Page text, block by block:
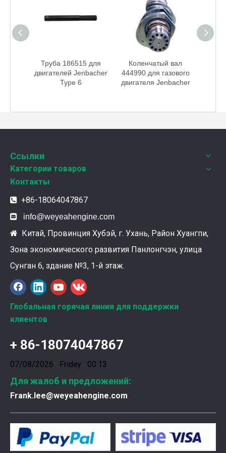
Ознакомление с подшипниками шатунных коленчатых валов Weyeah
Подшипники шатунных коленчатых валов Weyeah
Введена в эксплуатацию установка нового поколения на базе Jenbacher J624
Труба 186515 для
двигателей Jenbacher
Type 6
Коленчатый вал
444990 для газового
двигателя Jenbacher
Ссылки
Категории товаров
Контакты
 +86-18064047867
 info@weyeahengine.com
 Китай, Провинция Хубэй, г. Ухань, Район Хуангпи,
Зона экономического развития Панлонгчэн, улица
Сунган 6, здание №3, 1-й этаж.
Глобальная горячая линия для поддержки
клиентов
+ 86-18074047867
07/08/2026 Friday 00:13
Для жалоб и предложений:
Frank.lee@weyeahengine.com